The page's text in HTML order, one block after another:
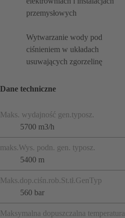
przemysłowych
Wytwarzanie wody pod
ciśnieniem w układach
usuwających zgorzelinę
Dane techniczne
Maks. wydajność gen.typosz.
5700 m3/h
maks.Wys. podn. gen. typosz.
5400 m
Maks.dop.ciśn.rob.St.tł.GenTyp
560 bar
Maksymalna dopuszczalna temperatura